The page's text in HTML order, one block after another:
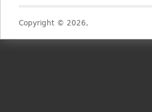
Copyright © 2026,